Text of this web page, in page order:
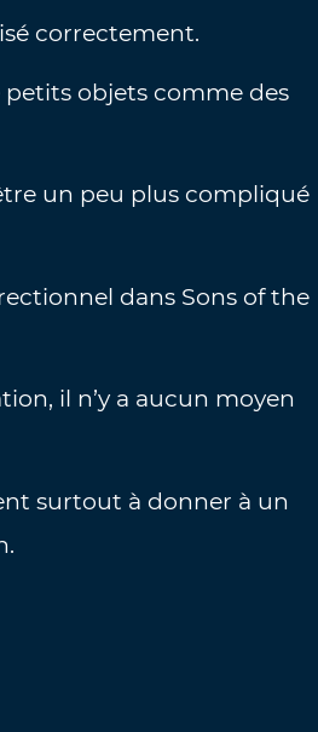
correctement.
objets comme des
un peu plus compliqué
dans Sons of the
il n’y a aucun moyen
surtout à donner à un